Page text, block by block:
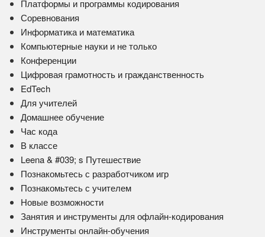
Платформы и программы кодирования
Соревнования
Информатика и математика
Компьютерные науки и не только
Конференции
Цифровая грамотность и гражданственность
EdTech
Для учителей
Домашнее обучение
Час кода
В классе
Leena & #039; s Путешествие
Познакомьтесь с разработчиком игр
Познакомьтесь с учителем
Новые возможности
Занятия и инструменты для офлайн-кодирования
Инструменты онлайн-обучения